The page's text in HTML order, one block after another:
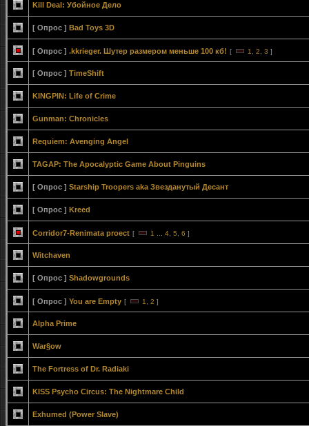
Kill Deal: Убойное Дело
[ Опрос ] Bad Toys 3D
[ Опрос ] .kkrieger. Шутер размером меньше 100 кб! [ 1 2 3 ]
[ Опрос ] ТimeShift
KINGPIN: Life of Crime
Gunman: Chronicles
Requiem: Avenging Angel
TAGAP: The Apocalyptic Game About Pinguins
[ Опрос ] Starship Troopers aka Звезданутый Десант
[ Опрос ] Kreed
Corridor7-Renimata proect [ 1 4 5 6 ]
Witchaven
[ Опрос ] Shadowgrounds
[ Опрос ] You are Empty [ 1 2 ]
Alpha Prime
War§ow
The Fortress of Dr. Radiaki
KISS Psycho Circus: The Nightmare Child
Exhumed (Power Slave)